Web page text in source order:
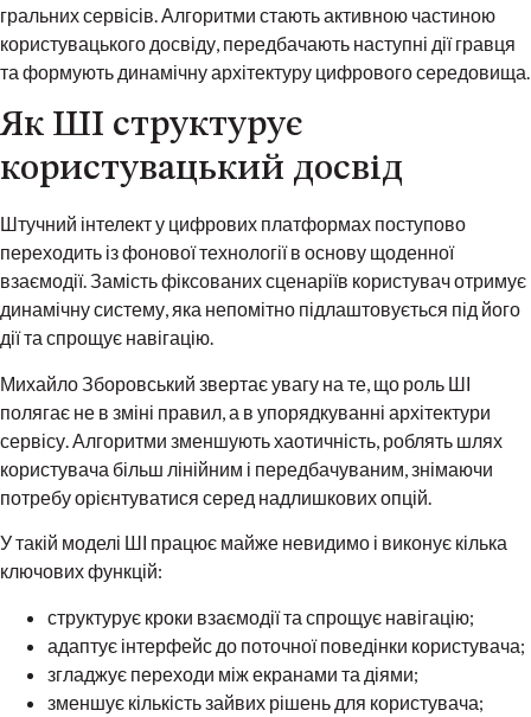
гральних сервісів. Алгоритми стають активною частиною
користувацького досвіду, передбачають наступні дії гравця
та формують динамічну архітектуру цифрового середовища.
Як ШІ структурує
користувацький досвід
Штучний інтелект у цифрових платформах поступово
переходить із фонової технології в основу щоденної
взаємодії. Замість фіксованих сценаріїв користувач отримує
динамічну систему, яка непомітно підлаштовується під його
дії та спрощує навігацію.
Михайло Зборовський звертає увагу на те, що роль ШІ
полягає не в зміні правил, а в упорядкуванні архітектури
сервісу. Алгоритми зменшують хаотичність, роблять шлях
користувача більш лінійним і передбачуваним, знімаючи
потребу орієнтуватися серед надлишкових опцій.
У такій моделі ШІ працює майже невидимо і виконує кілька
ключових функцій:
структурує кроки взаємодії та спрощує навігацію;
адаптує інтерфейс до поточної поведінки користувача;
згладжує переходи між екранами та діями;
зменшує кількість зайвих рішень для користувача;